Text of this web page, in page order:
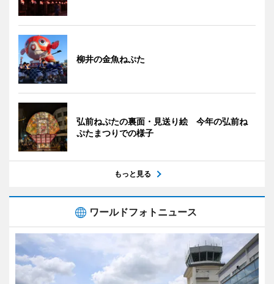
柳井の金魚ねぷた
弘前ねぷたの裏面・見送り絵 今年の弘前ね
ぷたまつりでの様子
もっと見る
ワールドフォトニュース